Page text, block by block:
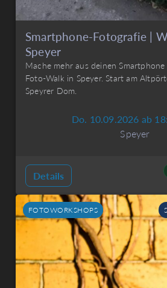
Smartphone-Fotografie |
Speyer
Mache mehr aus deinen
Foto-Walk in Speyer. Start am
Speyrer Dom.
Do. 10.09.2026 ab
Speyer
Details
FOTOWORKSHOPS